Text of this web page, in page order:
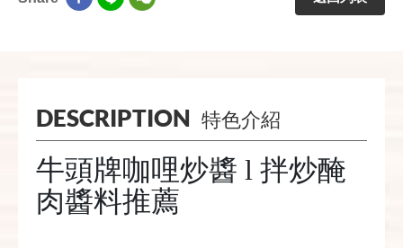
DESCRIPTION 特色介紹
牛頭牌咖哩炒醬 l 拌炒醃
肉醬料推薦